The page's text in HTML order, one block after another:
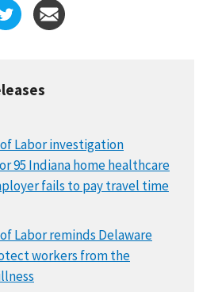
Labor investigation
95 Indiana home healthcare
fails to pay travel time
Labor reminds Delaware
workers from the